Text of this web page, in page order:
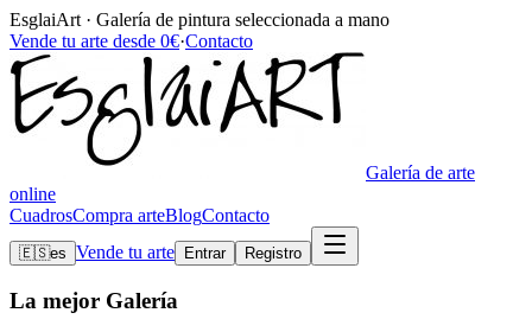
EsglaiArt · Galería de pintura seleccionada a mano
Vende tu arte desde 0€·Contacto
Galería de arte
online
CuadrosCompra arteBlogContacto
🇪🇸es Vende tu arte Entrar Registro
La mejor Galería